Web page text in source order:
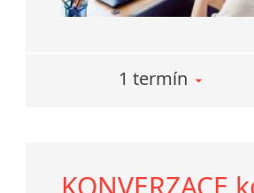
1 termín